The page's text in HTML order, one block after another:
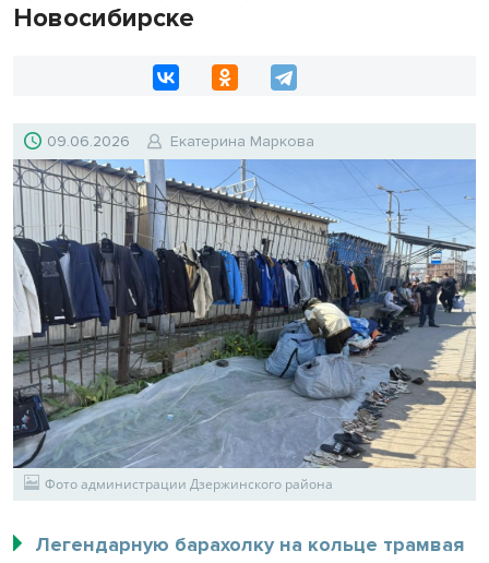
Новосибирске
09.06.2026 Екатерина Маркова
Фото администрации Дзержинского района
Легендарную барахолку на кольце трамвая